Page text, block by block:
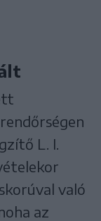
L. I.
való
az